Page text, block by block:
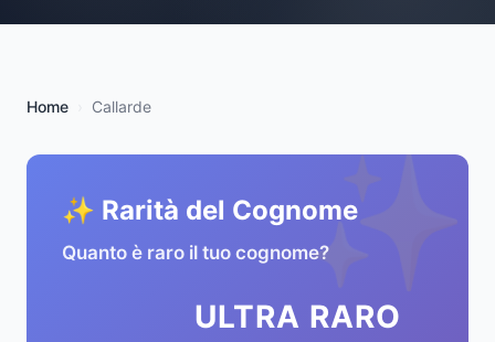
Home Callarde
✨
✨ Rarità del Cognome
Quanto è raro il tuo cognome?
ULTRA RARO